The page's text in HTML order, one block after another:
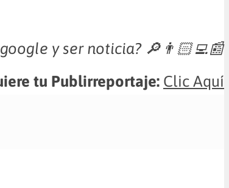
y ser noticia? 🔎👨🏻‍💻📰
tu Publirreportaje: Clic Aquí